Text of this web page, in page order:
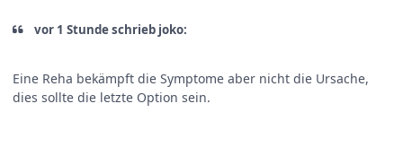
vor 1 Stunde schrieb joko:
Eine Reha bekämpft die Symptome aber nicht die Ursache,
dies sollte die letzte Option sein.